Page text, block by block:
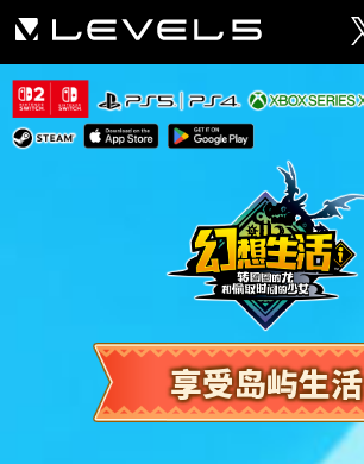
享受岛屿生活